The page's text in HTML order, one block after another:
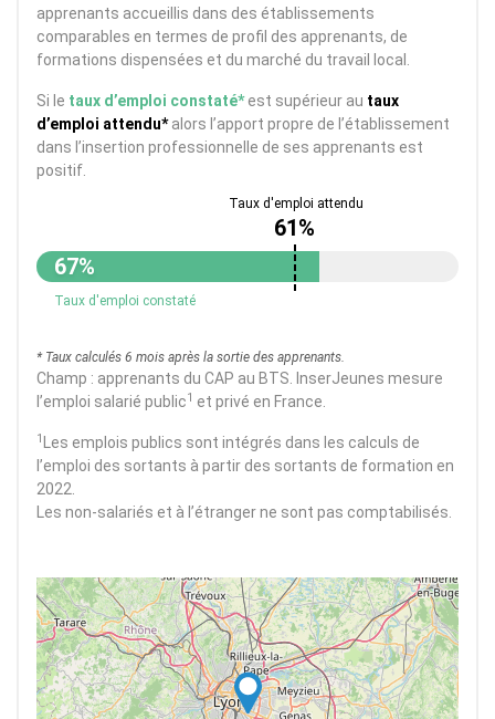
apprenants accueillis dans des établissements
comparables en termes de profil des apprenants, de
formations dispensées et du marché du travail local.
Si le taux d’emploi constaté*est supérieur au taux
d’emploi attendu*alors l’apport propre de l’établissement
dans l’insertion professionnelle de ses apprenants est
positif.
61%
67%
Taux d'emploi constaté
* Taux calculés 6 mois après la sortie des apprenants.
Champ : apprenants du CAP au BTS. InserJeunes mesure
l’emploi salarié public1 et privé en France.
1
Les emplois publics sont intégrés dans les calculs de
l’emploi des sortants à partir des sortants de formation en
2022.
Les non-salariés et à l’étranger ne sont pas comptabilisés.